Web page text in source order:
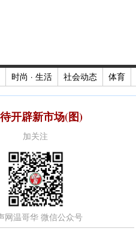
时尚 · 生活 社会动态 体育
开辟新市场(图)
加关注
网温哥华 微信公众号